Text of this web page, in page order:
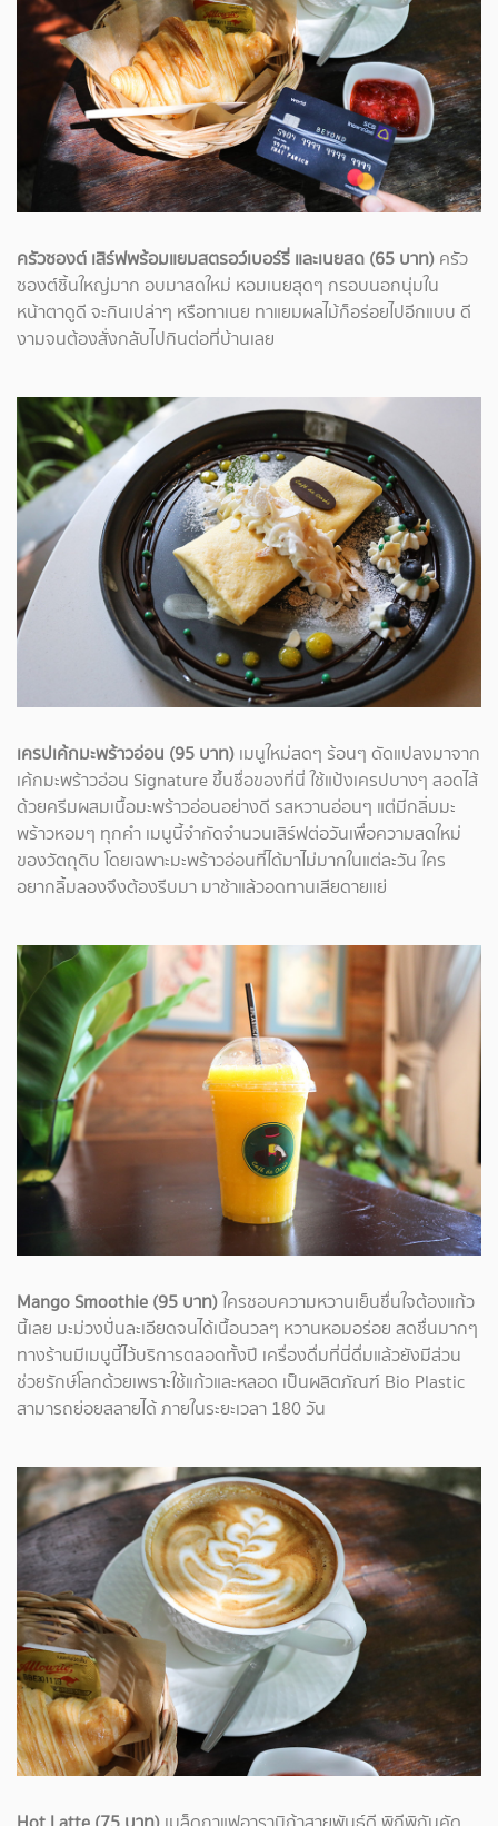
ครัวซองต์ เสิร์ฟพร้อมแยมสตรอว์เบอร์รี่ และเนยสด (65 บาท) ครัว
ซองต์ชิ้นใหญ่มาก อบมาสดใหม่ หอมเนยสุดๆ กรอบนอกนุ่มใน
หน้าตาดูดี จะกินเปล่าๆ หรือทาเนย ทาแยมผลไม้ก็อร่อยไปอีกแบบ ดี
งามจนต้องสั่งกลับไปกินต่อที่บ้านเลย
เครปเค้กมะพร้าวอ่อน (95 บาท) เมนูใหม่สดๆ ร้อนๆ ดัดแปลงมาจาก
เค้กมะพร้าวอ่อน Signature ขึ้นชื่อของที่นี่ ใช้แป้งเครปบางๆ สอดไส้
ด้วยครีมผสมเนื้อมะพร้าวอ่อนอย่างดี รสหวานอ่อนๆ แต่มีกลิ่มมะ
พร้าวหอมๆ ทุกคำ เมนูนี้จำกัดจำนวนเสิร์ฟต่อวันเพื่อความสดใหม่
ของวัตถุดิบ โดยเฉพาะมะพร้าวอ่อนที่ได้มาไม่มากในแต่ละวัน ใคร
อยากลิ้มลองจึงต้องรีบมา มาช้าแล้วอดทานเสียดายแย่
Mango Smoothie (95 บาท)ใครชอบความหวานเย็นชื่นใจต้องแก้ว
นี้เลย มะม่วงปั่นละเอียดจนได้เนื้อนวลๆ หวานหอมอร่อย สดชื่นมากๆ
ทางร้านมีเมนูนี้ไว้บริการตลอดทั้งปี เครื่องดื่มที่นี่ดื่มแล้วยังมีส่วน
ช่วยรักษ์โลกด้วยเพราะใช้แก้วและหลอด เป็นผลิตภัณฑ์ Bio Plastic
สามารถย่อยสลายได้ ภายในระยะเวลา 180 วัน